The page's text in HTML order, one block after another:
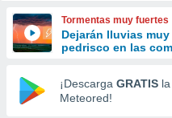
y
forma
digital
basada
Tormentas muy fuertes
Dejarán lluvias
pedrisco en las
¡Descarga GRATIS
Meteored!